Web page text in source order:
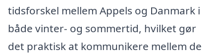
tidsforskel mellem Appels og Danmark i
både vinter- og sommertid, hvilket gør
det praktisk at kommunikere mellem de